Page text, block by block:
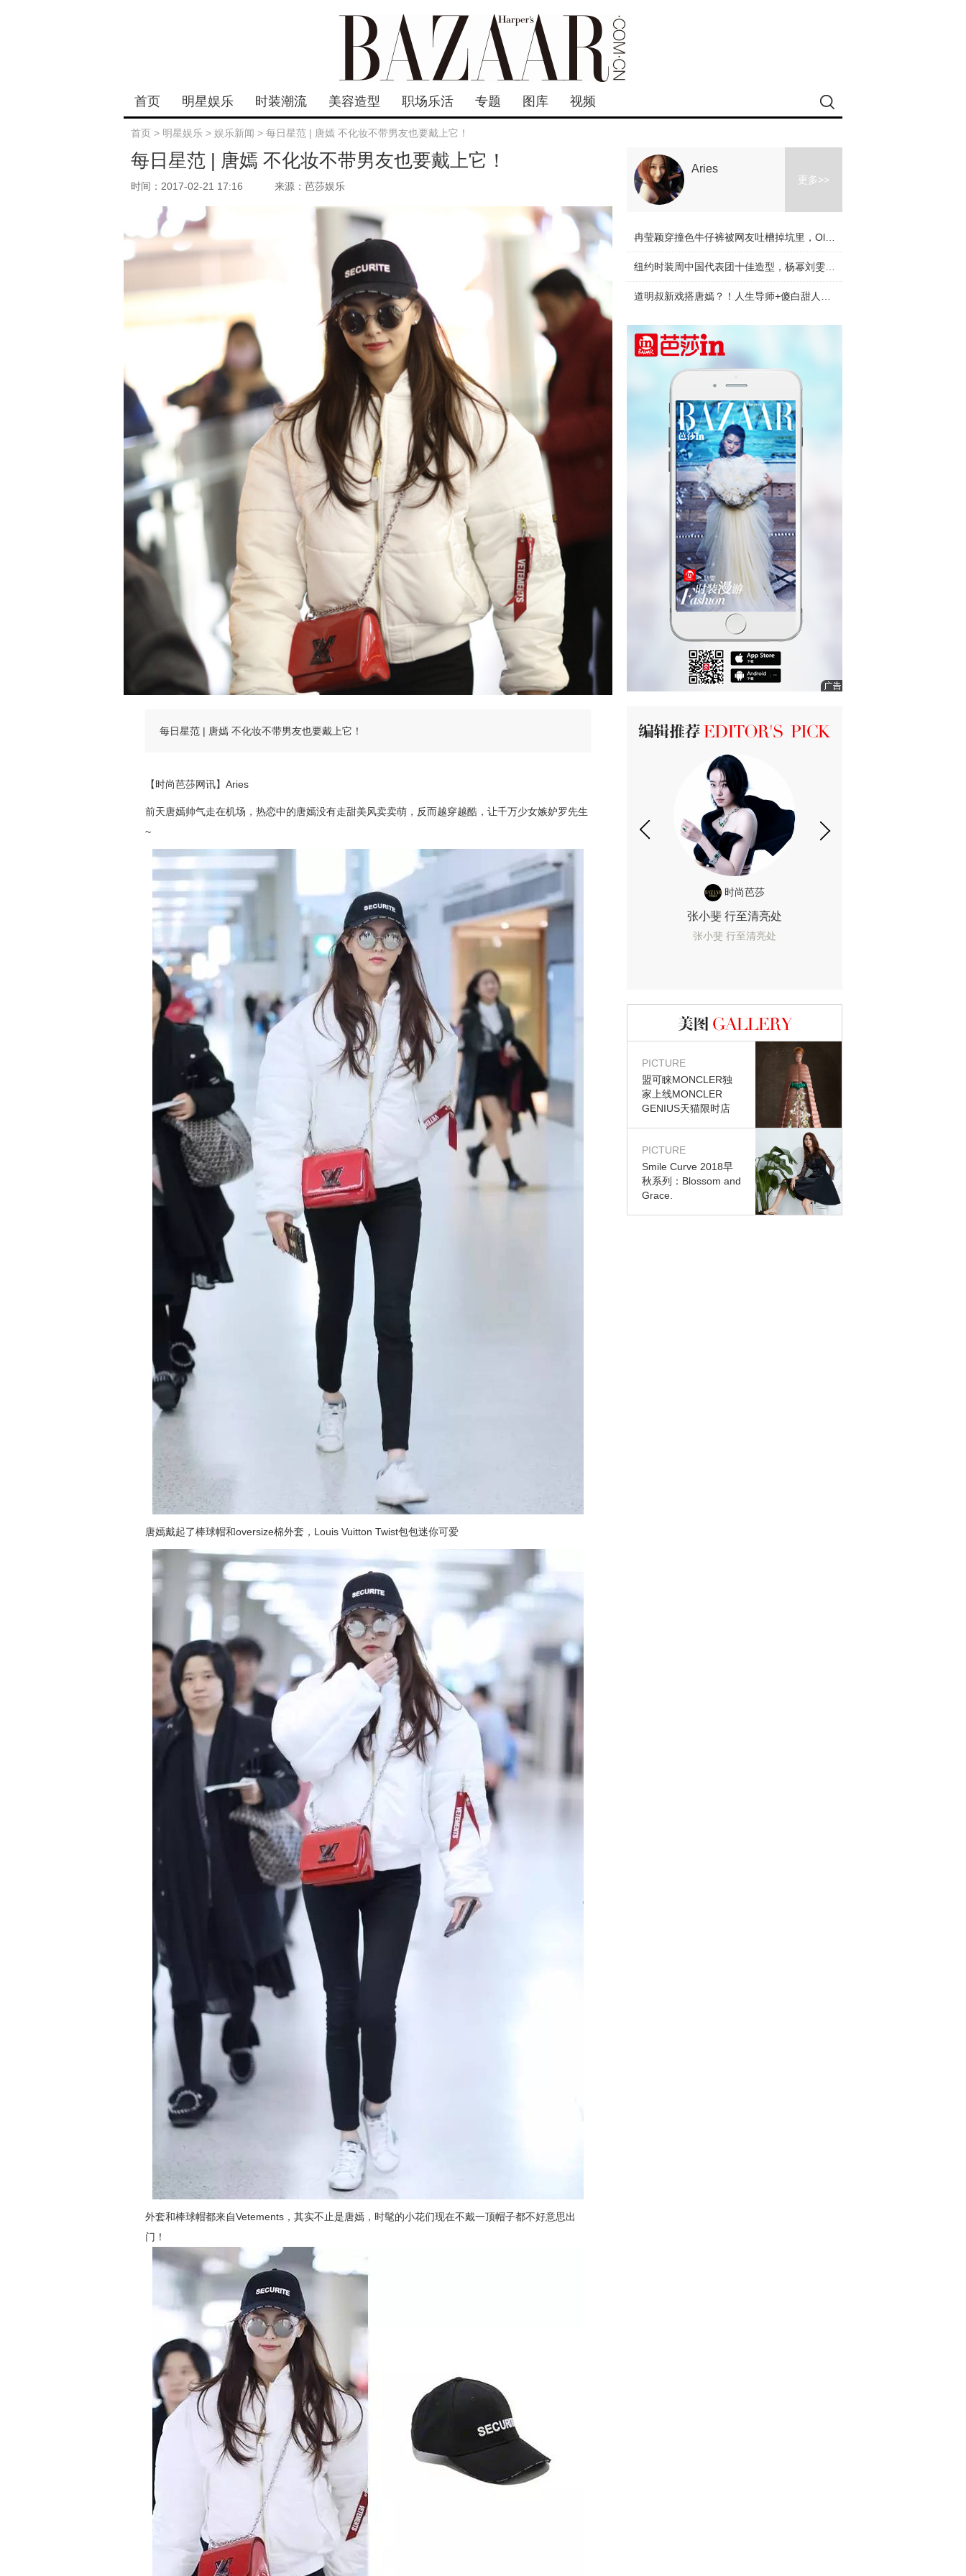
首页 明星娱乐 时装潮流 美容造型 职场乐活 专题 图库 视频
首页 > 明星娱乐 > 娱乐新闻 > 每日星范 | 唐嫣 不化妆不带男友也要戴上它！
每日星范 | 唐嫣 不化妆不带男友也要戴上它！
时间：2017-02-21 17:16 来源：芭莎娱乐
每日星范 | 唐嫣 不化妆不带男友也要戴上它！
【时尚芭莎网讯】Aries
前天唐嫣帅气走在机场，热恋中的唐嫣没有走甜美风卖卖萌，反而越穿越酷，让千万少女嫉妒罗先生
~
唐嫣戴起了棒球帽和oversize棉外套，Louis Vuitton Twist包包迷你可爱
外套和棒球帽都来自Vetements，其实不止是唐嫣，时髦的小花们现在不戴一顶帽子都不好意思出
门！
Aries
更多>>
时尚芭莎
张小斐 行至清亮处
张小斐 行至清亮处
图库
PICTURE
盟可睐MONCLER独
家上线MONCLER
GENIUS天猫限时店
PICTURE
Smile Curve 2018早
秋系列：Blossom and
Grace.